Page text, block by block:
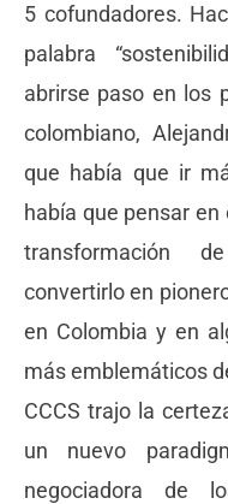
5 cofundadores.
palabra
abrirse paso en los
colombiano,
que había que ir
había que pensar
transformación
convertirlo en
en Colombia y en
más emblemáticos
CCCS trajo la
un nuevo
negociadora de